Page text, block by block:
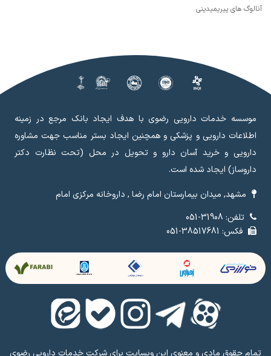
آنالوگ های پیریمیدینی
موسسه خدمات دارویی رضوی با هدف ایجاد بانک مرجع در زمینه
اطلاعات دارویی و پزشکی و همچنین ایجاد بستر مناسب جهت مشاوره
دارویی و خرید آسان دارو و تحویل در محل (تحت نظارت دکتر
داروساز) ایجاد شده است.
مشهد, میدان بیمارستان امام رضا , داروخانه مرکزی امام
تلفن: 31908-051
فکس: 38517681-051
تمام حقوق مادی و معنوی این وبسایت برای شرکت خدمات دارویی رضوی